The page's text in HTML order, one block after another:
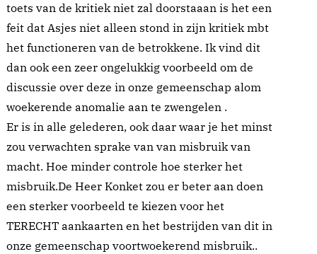
toets van de kritiek niet zal doorstaaan is het een
feit dat Asjes niet alleen stond in zijn kritiek mbt
het functioneren van de betrokkene. Ik vind dit
dan ook een zeer ongelukkig voorbeeld om de
discussie over deze in onze gemeenschap alom
woekerende anomalie aan te zwengelen .
Er is in alle gelederen, ook daar waar je het minst
zou verwachten sprake van van misbruik van
macht. Hoe minder controle hoe sterker het
misbruik.De Heer Konket zou er beter aan doen
een sterker voorbeeld te kiezen voor het
TERECHT aankaarten en het bestrijden van dit in
onze gemeenschap voortwoekerend misbruik..